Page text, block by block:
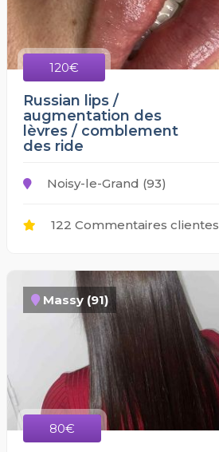
120€
Russian lips /
augmentation des
lèvres / comblement
des ride
Noisy-le-Grand (93)
122 Commentaires clientes
Massy (91)
80€